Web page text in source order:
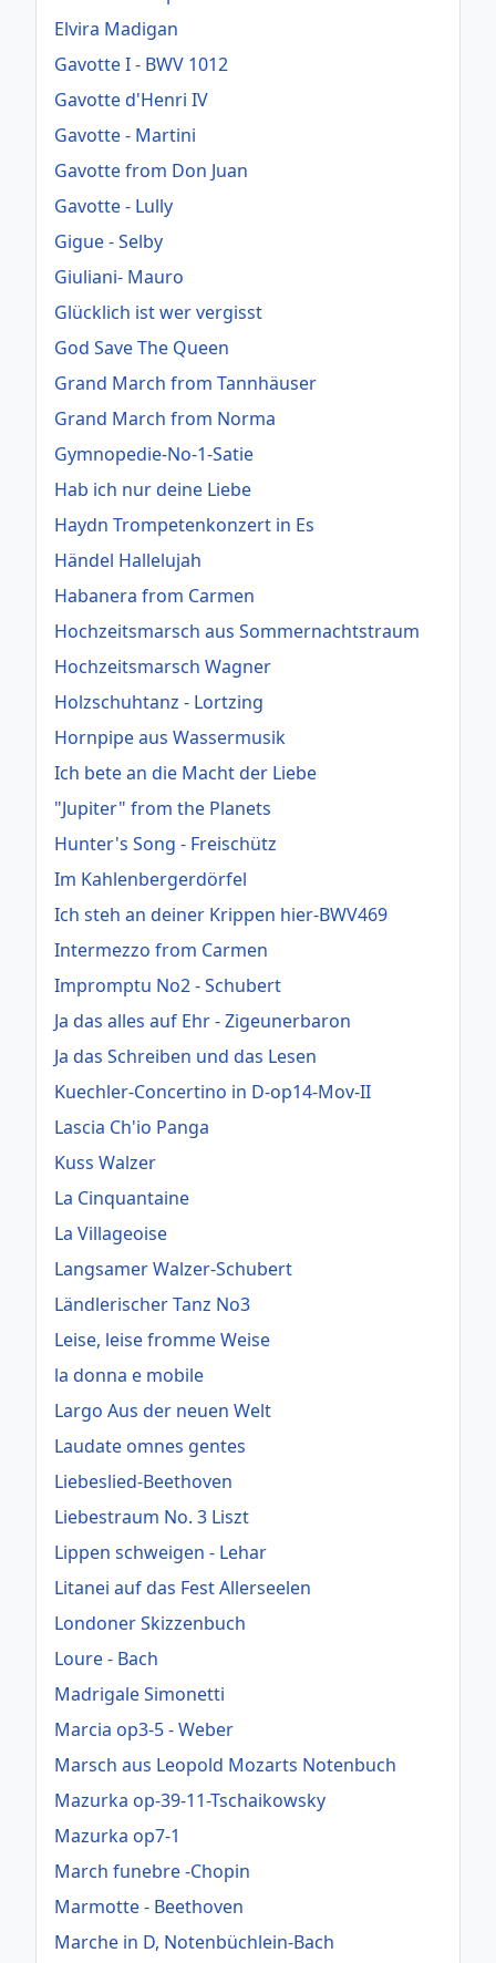
Elvira Madigan
Gavotte I - BWV 1012
Gavotte d'Henri IV
Gavotte - Martini
Gavotte from Don Juan
Gavotte - Lully
Gigue - Selby
Giuliani- Mauro
Glücklich ist wer vergisst
God Save The Queen
Grand March from Tannhäuser
Grand March from Norma
Gymnopedie-No-1-Satie
Hab ich nur deine Liebe
Haydn Trompetenkonzert in Es
Händel Hallelujah
Habanera from Carmen
Hochzeitsmarsch aus Sommernachtstraum
Hochzeitsmarsch Wagner
Holzschuhtanz - Lortzing
Hornpipe aus Wassermusik
Ich bete an die Macht der Liebe
"Jupiter" from the Planets
Hunter's Song - Freischütz
Im Kahlenbergerdörfel
Ich steh an deiner Krippen hier-BWV469
Intermezzo from Carmen
Impromptu No2 - Schubert
Ja das alles auf Ehr - Zigeunerbaron
Ja das Schreiben und das Lesen
Kuechler-Concertino in D-op14-Mov-II
Lascia Ch'io Panga
Kuss Walzer
La Cinquantaine
La Villageoise
Langsamer Walzer-Schubert
Ländlerischer Tanz No3
Leise, leise fromme Weise
la donna e mobile
Largo Aus der neuen Welt
Laudate omnes gentes
Liebeslied-Beethoven
Liebestraum No. 3 Liszt
Lippen schweigen - Lehar
Litanei auf das Fest Allerseelen
Londoner Skizzenbuch
Loure - Bach
Madrigale Simonetti
Marcia op3-5 - Weber
Marsch aus Leopold Mozarts Notenbuch
Mazurka op-39-11-Tschaikowsky
Mazurka op7-1
March funebre -Chopin
Marmotte - Beethoven
Marche in D, Notenbüchlein-Bach